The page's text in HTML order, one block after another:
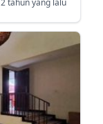
2 tahun yang lalu